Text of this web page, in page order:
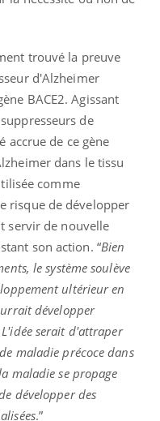
trouvé la preuve
d'Alzheimer
BACE2. Agissant
de
accrue de ce gène
dans le tissu
comme
risque de développer
servir de nouvelle
son action. “Bien
le système soulève
ultérieur en
développer
L'idée serait d'attraper
maladie précoce dans
maladie se propage
développer des
.”